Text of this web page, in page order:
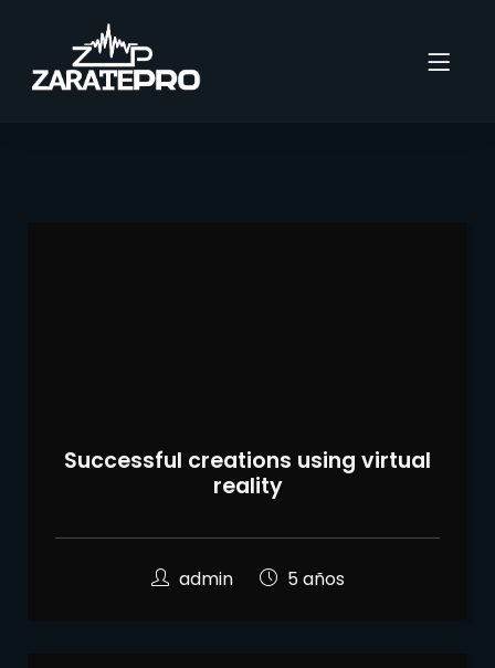
Successful creations using virtual
reality
admin 5 años